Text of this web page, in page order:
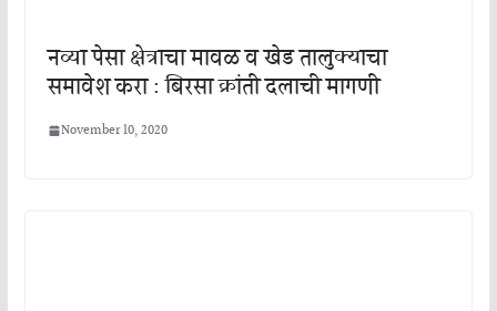
नव्या पेसा क्षेत्राचा मावळ व खेड तालुक्याचा
समावेश करा : बिरसा क्रांती दलाची मागणी
November 10, 2020